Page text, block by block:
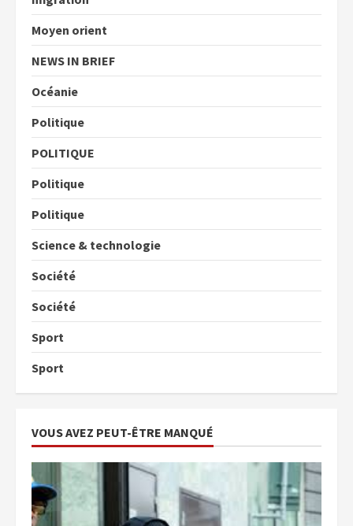
Moyen orient
NEWS IN BRIEF
Océanie
Politique
POLITIQUE
Politique
Politique
Science & technologie
Société
Société
Sport
Sport
VOUS AVEZ PEUT-ÊTRE MANQUÉ